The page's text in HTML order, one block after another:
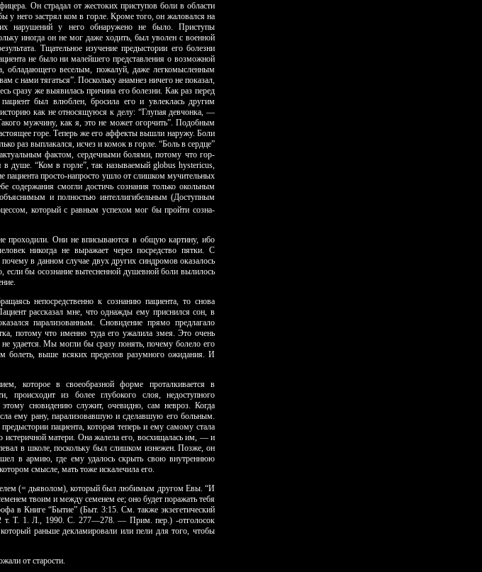
Он страдал от жестоких приступов боли в области
него застрял ком в горле. Кроме того, он жаловался на
нарушений у него обнаружено не было. Приступы
иногда он не мог даже ходить, был уволен с военной
Тщательное изучение предыстории его болезни
не было ни малейшего представления о возможной
обладающего веселым, по­жалуй, даже легкомысленным
с нами тягаться”. Поскольку анамнез ничего не показал,
сразу же выявилась причина его болезни. Как раз перед
был влюблен, бросила его и увлеклась другим
как не относящуюся к делу: “Глупая девчонка, —
мужчину, как я, это не может огорчить”. Подобным
горе. Теперь же его аффекты вышли наружу. Боли
раз выплакался, исчез и комок в горле. “Боль в сердце”
фактом, сердечными болями, потому что гор­
в душе. “Ком в горле”, так называемый globus hystericus,
пациента просто-на­просто ушло от слишком мучительных
содержания смогли достичь сознания только окольным
и полностью интеллигибельным (Доступным
который с равным успехом мог бы пройти созна­
проходили. Они не вписываются в общую картину, ибо
никогда не выражает через посредство пятки. С
в данном случае двух других синдромов оказалось
если бы осознание вытесненной душевной боли вы­лилось
непосредственно к сознанию пациента, то снова
рассказал мне, что однажды ему приснился сон, в
парализованным. Сновидение прямо предлагало
потому что именно туда его ужалила змея. Это очень
удается. Мы могли бы сразу понять, почему болело его
болеть, выше всяких пределов разумного ожидания. И
которое в своеобразной форме проталкивается в
происходит из более глубокого слоя, недоступного
сновидению служит, очевидно, сам невроз. Когда
ему рану, парализовавшую и сделавшую его больным.
пациента, которая теперь и ему самому стала
истеричной матери. Она жалела его, восхищалась им, — и
в школе, поскольку был слишком изнежен. Позже, он
в армию, где ему удалось скрыть свою внутреннюю
смысле, мать тоже искалечила его.
(= дьяволом), который был любимым другом Евы. “И
твоим и между семенем ее; оно будет поражать тебя
в Книге “Бытие” (Быт. 3:15. См. также экзегетический
т. Т. 1. Л., 1990. С. 277—278. — Прим. пер.) -отголосок
который раньше декламировали или пели для того, чтобы
от старости.